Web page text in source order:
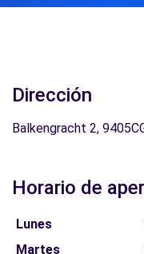
Dirección
Balkengracht 2,
Horario de
Lunes
Martes